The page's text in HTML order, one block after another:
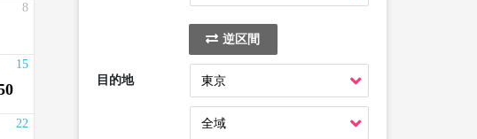
8
15
22
逆区間
目的地